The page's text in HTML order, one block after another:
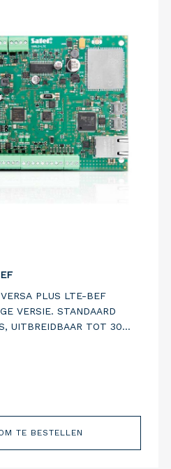
PLUS LTE-BEF
VERSIE. STANDAARD
UITBREIDBAAR TOT 30
TE BESTELLEN